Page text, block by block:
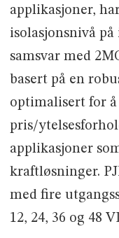
applikasjoner,
isolasjonsnivå
samsvar med
basert på en
optimalisert for
pris/
applikasjoner
kraftløsninger.
med fire
12, 24, 36 og 48